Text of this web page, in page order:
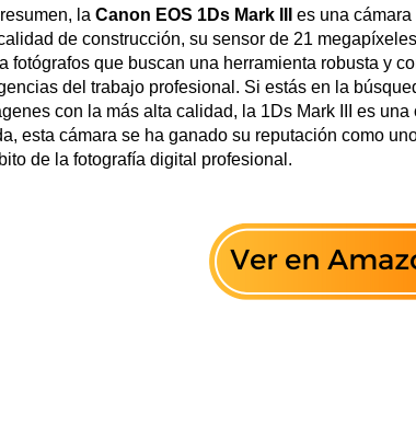
la Canon EOS 1Ds Mark III
es una
de construcción, su sensor de 21
fotógrafos que buscan una herramienta robusta y
del trabajo profesional. Si estás en la
con la más alta calidad, la 1Ds Mark III es
esta cámara se ha ganado su reputación como
de la fotografía digital profesional.